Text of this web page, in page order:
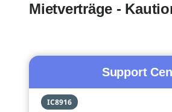
Mietverträge -
Support
IC8916